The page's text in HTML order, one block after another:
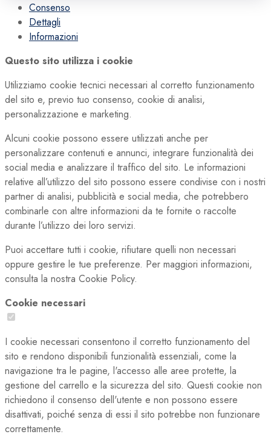
Consenso
Dettagli
Informazioni
Questo sito utilizza i cookie
Utilizziamo cookie tecnici necessari al corretto funzionamento
del sito e, previo tuo consenso, cookie di analisi,
personalizzazione e marketing.
Alcuni cookie possono essere utilizzati anche per
personalizzare contenuti e annunci, integrare funzionalità dei
social media e analizzare il traffico del sito. Le informazioni
relative all’utilizzo del sito possono essere condivise con i nostri
partner di analisi, pubblicità e social media, che potrebbero
combinarle con altre informazioni da te fornite o raccolte
durante l’utilizzo dei loro servizi.
Puoi accettare tutti i cookie, rifiutare quelli non necessari
oppure gestire le tue preferenze. Per maggiori informazioni,
consulta la nostra Cookie Policy.
Cookie necessari
I cookie necessari consentono il corretto funzionamento del
sito e rendono disponibili funzionalità essenziali, come la
navigazione tra le pagine, l'accesso alle aree protette, la
gestione del carrello e la sicurezza del sito. Questi cookie non
richiedono il consenso dell'utente e non possono essere
disattivati, poiché senza di essi il sito potrebbe non funzionare
correttamente.